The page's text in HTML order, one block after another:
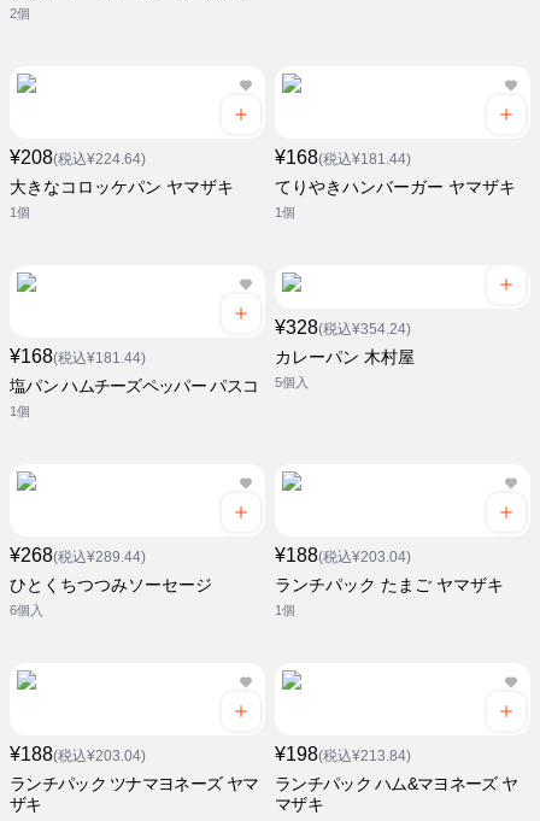
2個
¥208(税込¥224.64)
大きなコロッケパン ヤマザキ
1個
¥168(税込¥181.44)
てりやきハンバーガー ヤマザキ
1個
¥168(税込¥181.44)
塩パン ハムチーズペッパー パスコ
1個
¥328(税込¥354.24)
カレーパン 木村屋
5個入
¥268(税込¥289.44)
ひとくちつつみソーセージ
6個入
¥188(税込¥203.04)
ランチパック たまご ヤマザキ
1個
¥188(税込¥203.04)
ランチパック ツナマヨネーズ ヤマ
ザキ
¥198(税込¥213.84)
ランチパック ハム&マヨネーズ ヤ
マザキ